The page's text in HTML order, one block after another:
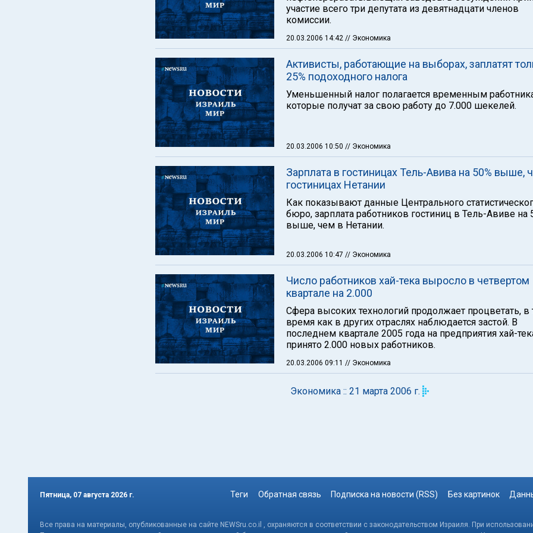
участие всего три депутата из девятнадцати членов
комиссии.
20.03.2006 14:42 // Экономика
Активисты, работающие на выборах, заплатят
25% подоходного налога
Уменьшенный налог полагается временным
которые получат за свою работу до 7.000 шекелей.
20.03.2006 10:50 // Экономика
Зарплата в гостиницах Тель-Авива на 50% выше,
гостиницах Нетании
Как показывают данные Центрального
бюро, зарплата работников гостиниц в Тель-Авиве на
выше, чем в Нетании.
20.03.2006 10:47 // Экономика
Число работников хай-тека выросло в четвертом
квартале на 2.000
Сфера высоких технологий продолжает процветать, в
время как в других отраслях наблюдается застой. В
последнем квартале 2005 года на предприятия хай-
принято 2.000 новых работников.
20.03.2006 09:11 // Экономика
Экономика :: 21 марта 2006 г.
Пятница, 07 августа 2026 г. Теги Обратная связь Подписка на новости (RSS) Без картинок
Все права на материалы, опубликованные на сайте NEWSru.co.il , охраняются в соответствии с законодательством Израиля. При